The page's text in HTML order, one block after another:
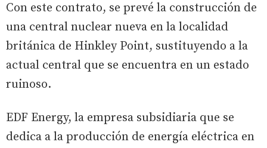
Con este contrato, se prevé la construcción de
una central nuclear nueva en la localidad
británica de Hinkley Point, sustituyendo a la
actual central que se encuentra en un estado
ruinoso.
EDF Energy, la empresa subsidiaria que se
dedica a la producción de energía eléctrica en